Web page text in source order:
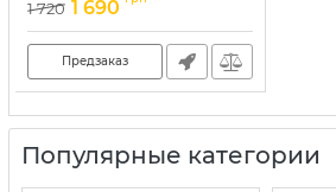
1 720 1 690
Предзаказ
Популярные категории